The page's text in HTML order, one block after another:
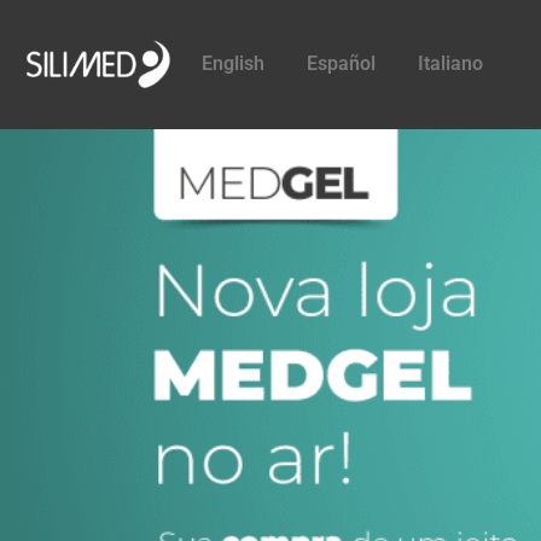
English Español Italiano